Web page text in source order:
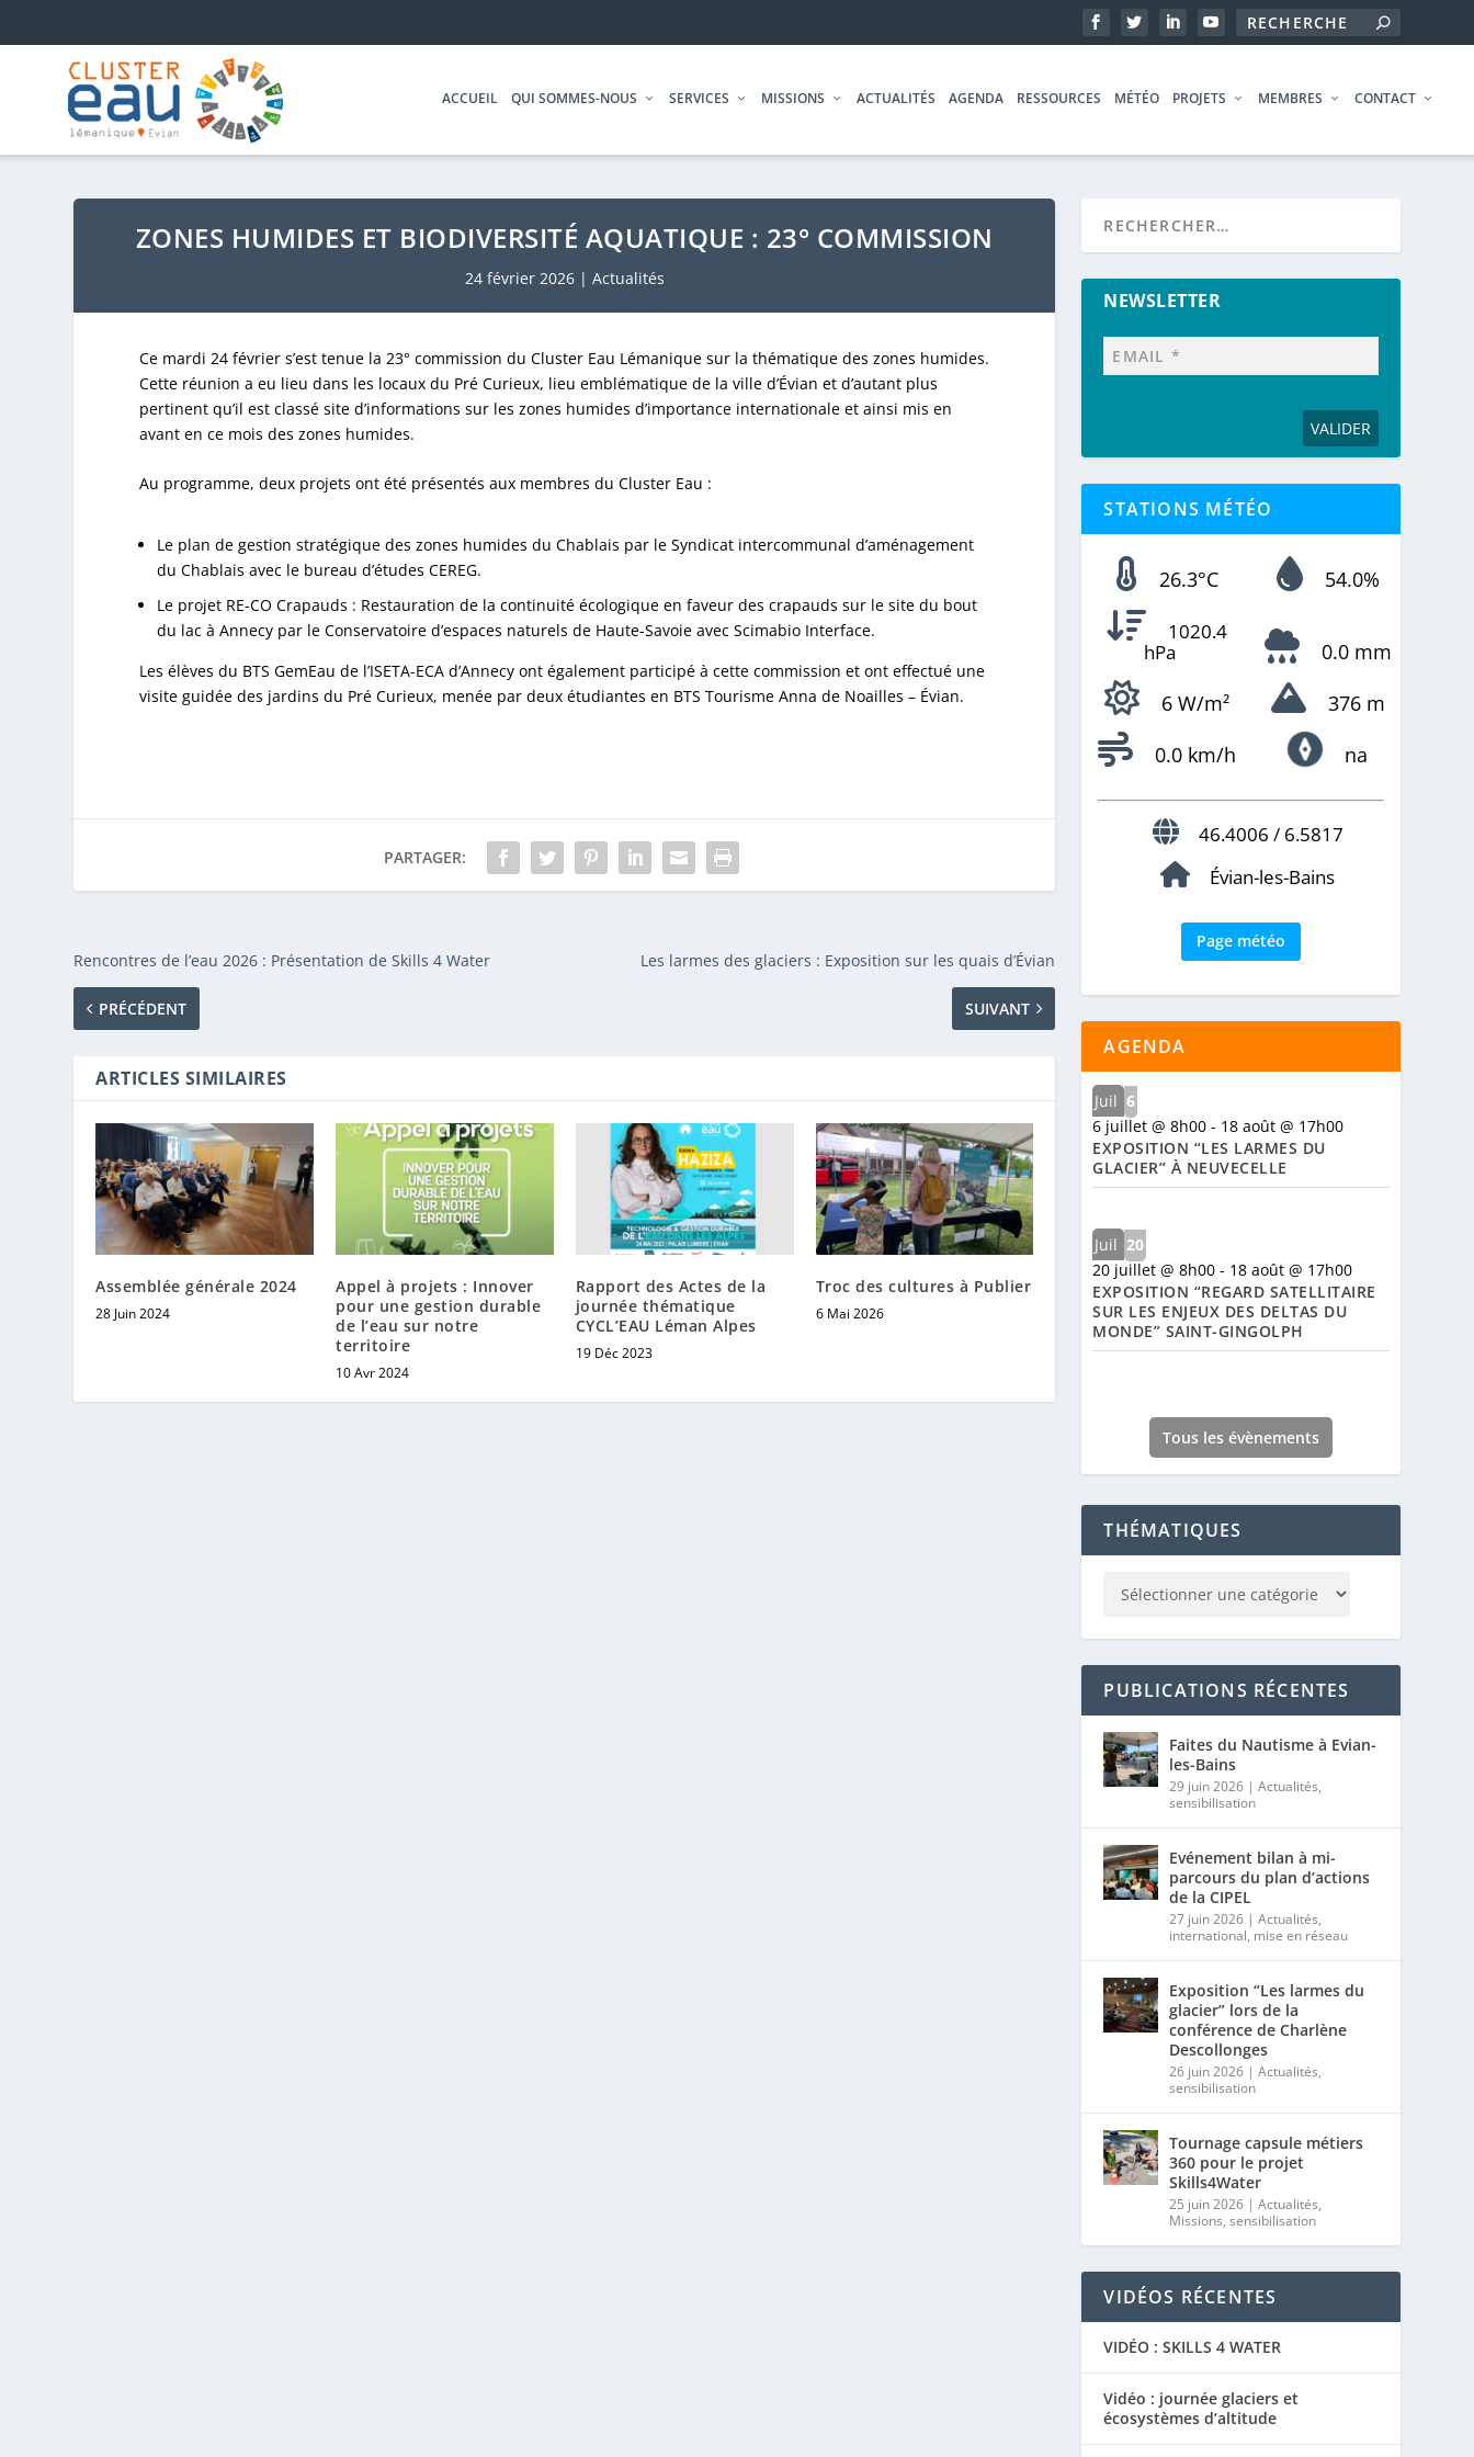
ACCUEIL QUI SOMMES-NOUS SERVICES MISSIONS ACTUALITÉS AGENDA RESSOURCES MÉTÉO PROJETS MEMBRES CONTACT
ZONES HUMIDES ET BIODIVERSITÉ AQUATIQUE : 23° COMMISSION
24 février 2026| Actualités
Ce mardi 24 février s’est tenue la 23° commission du Cluster Eau Lémanique sur la thématique des zones humides.
Cette réunion a eu lieu dans les locaux du Pré Curieux, lieu emblématique de la ville d’Évian et d’autant plus
pertinent qu’il est classé site d’informations sur les zones humides d’importance internationale et ainsi mis en
avant en ce mois des zones humides.
Au programme, deux projets ont été présentés aux membres du Cluster Eau :
Le plan de gestion stratégique des zones humides du Chablais par le Syndicat intercommunal d’aménagement
du Chablais avec le bureau d’études CEREG.
Le projet RE-CO Crapauds : Restauration de la continuité écologique en faveur des crapauds sur le site du bout
du lac à Annecy par le Conservatoire d’espaces naturels de Haute-Savoie avec Scimabio Interface.
Les élèves du BTS GemEau de l’ISETA-ECA d’Annecy ont également participé à cette commission et ont effectué une
visite guidée des jardins du Pré Curieux, menée par deux étudiantes en BTS Tourisme Anna de Noailles – Évian.
PARTAGER:
Rencontres de l’eau 2026 : Présentation de Skills 4 Water
PRÉCÉDENT
Les larmes des glaciers : Exposition sur les quais d’Évian
SUIVANT
ARTICLES SIMILAIRES
Assemblée générale 2024
28 Juin 2024
Appel à projets : Innover
pour une gestion durable
de l’eau sur notre
territoire
10 Avr 2024
Rapport des Actes de la
journée thématique
CYCL’EAU Léman Alpes
19 Déc 2023
Troc des cultures à Publier
6 Mai 2026
NEWSLETTER
STATIONS MÉTÉO
26.3°C 54.0%
1020.4
hPa
0.0 mm
6 W/m²
376 m
0.0 km/h
na
46.4006 / 6.5817
Évian-les-Bains
Page météo
AGENDA
Juil 6
6 juillet @ 8h00 - 18 août @ 17h00
EXPOSITION “LES LARMES DU
GLACIER” À NEUVECELLE
Juil 20
20 juillet @ 8h00 - 18 août @ 17h00
EXPOSITION “REGARD SATELLITAIRE
SUR LES ENJEUX DES DELTAS DU
MONDE” SAINT-GINGOLPH
Tous les évènements
THÉMATIQUES
PUBLICATIONS RÉCENTES
Faites du Nautisme à Evian-
les-Bains
29 juin 2026 |Actualités,
sensibilisation
Evénement bilan à mi-
parcours du plan d’actions
de la CIPEL
27 juin 2026 |Actualités,
international, mise en réseau
Exposition “Les larmes du
glacier” lors de la
conférence de Charlène
Descollonges
26 juin 2026 |Actualités,
sensibilisation
Tournage capsule métiers
360 pour le projet
Skills4Water
25 juin 2026 |Actualités,
Missions,sensibilisation
VIDÉOS RÉCENTES
VIDÉO : SKILLS 4 WATER
Vidéo : journée glaciers et
écosystèmes d’altitude